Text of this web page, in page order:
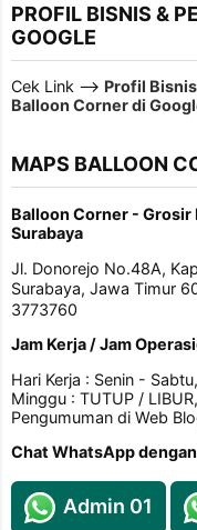
PROFIL BISNIS &
GOOGLE
Cek Link --> Profil Bisnis
Balloon Corner di
MAPS BALLOON
Balloon Corner - Grosir
Surabaya
Jl. Donorejo No.48A,
Surabaya, Jawa Timur
3773760
Jam Kerja / Jam
Hari Kerja : Senin -
Minggu : TUTUP /
Pengumuman di Web
Chat WhatsApp
Admin 01